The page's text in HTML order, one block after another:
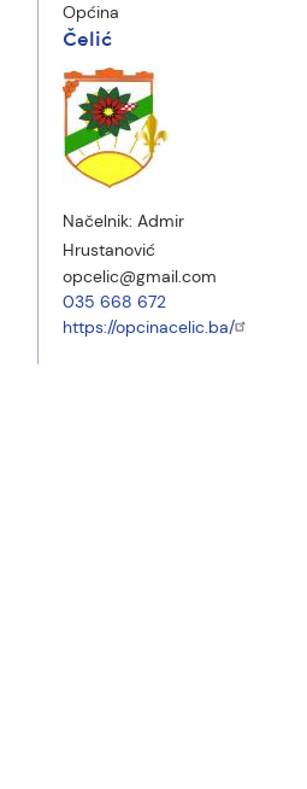
Općina
Čelić
Načelnik: Admir
Hrustanović
opcelic@gmail.com
035 668 672
https://opcinacelic.ba/